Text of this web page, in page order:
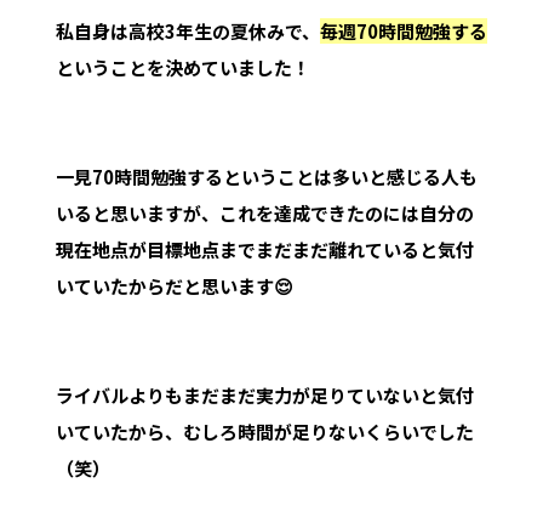
私自身は高校3年生の夏休みで、 毎週70時間勉強する
ということを決めていました！
一見70時間勉強するということは多いと感じる人も
いると思いますが、これを達成できたのには自分の
現在地点が目標地点までまだまだ離れていると気付
いていたからだと思います😌
ライバルよりもまだまだ実力が足りていないと気付
いていたから、むしろ時間が足りないくらいでした
（笑）